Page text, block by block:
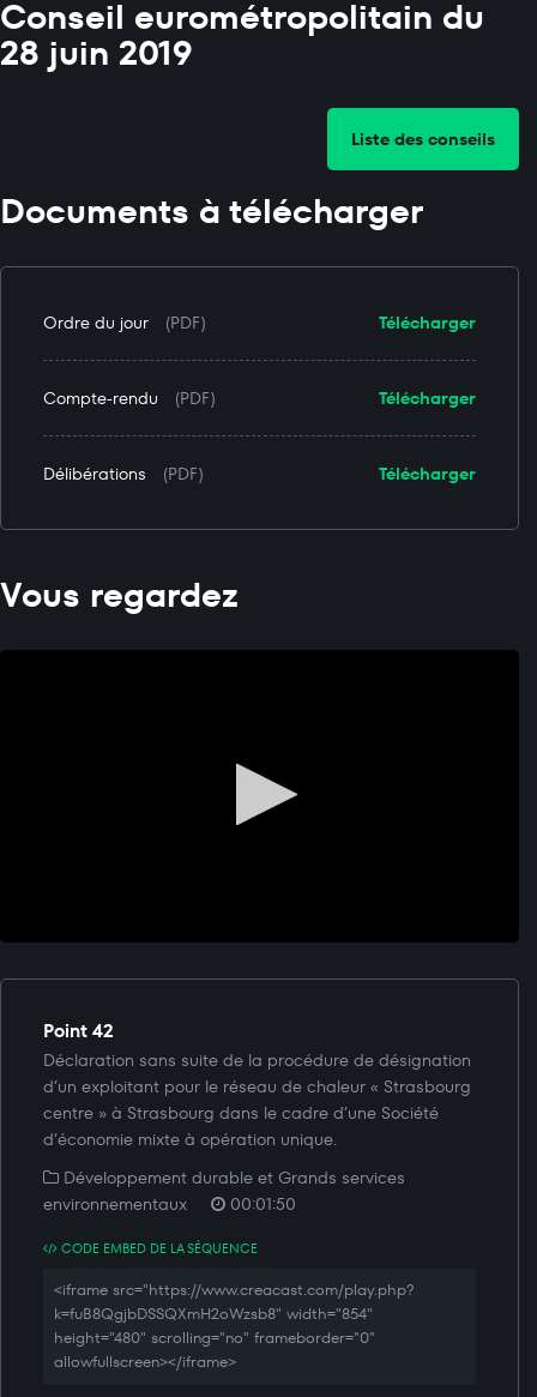
Conseil eurométropolitain du
28 juin 2019
Liste des conseils
Documents à télécharger
Télécharger
Ordre du jour (PDF)
Télécharger
Compte-rendu (PDF)
Télécharger
Délibérations (PDF)
Vous regardez
Point 42
Déclaration sans suite de la procédure de désignation
d’un exploitant pour le réseau de chaleur « Strasbourg
centre » à Strasbourg dans le cadre d’une Société
d’économie mixte à opération unique.
Développement durable et Grands services
environnementaux
00:01:50
CODE EMBED DE LA SÉQUENCE
<iframe src="https://www.creacast.com/play.php?
k=fuB8QgjbDSSQXmH2oWzsb8" width="854"
height="480" scrolling="no" frameborder="0"
allowfullscreen></iframe>